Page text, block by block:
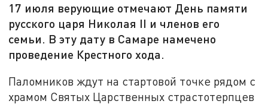
17 июля верующие отмечают День памяти
русского царя Николая II и членов его
семьи. В эту дату в Самаре намечено
проведение Крестного хода.
Паломников ждут на стартовой точке рядом с
храмом Святых Царственных страстотерпцев